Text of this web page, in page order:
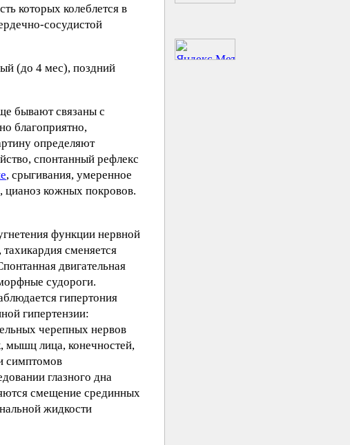
которых колеблется в
сосудистой
(до 4 мес), поздний
бывают связаны с
благоприятно,
определяют
спонтанный рефлекс
, срыгивания, умеренное
цианоз кожных покровов.
функции нервной
сменяется
двигательная
судороги.
гипертония
гипертензии:
черепных нервов
мышц лица, конечностей,
симптомов
глазного дна
смещение срединных
жидкости